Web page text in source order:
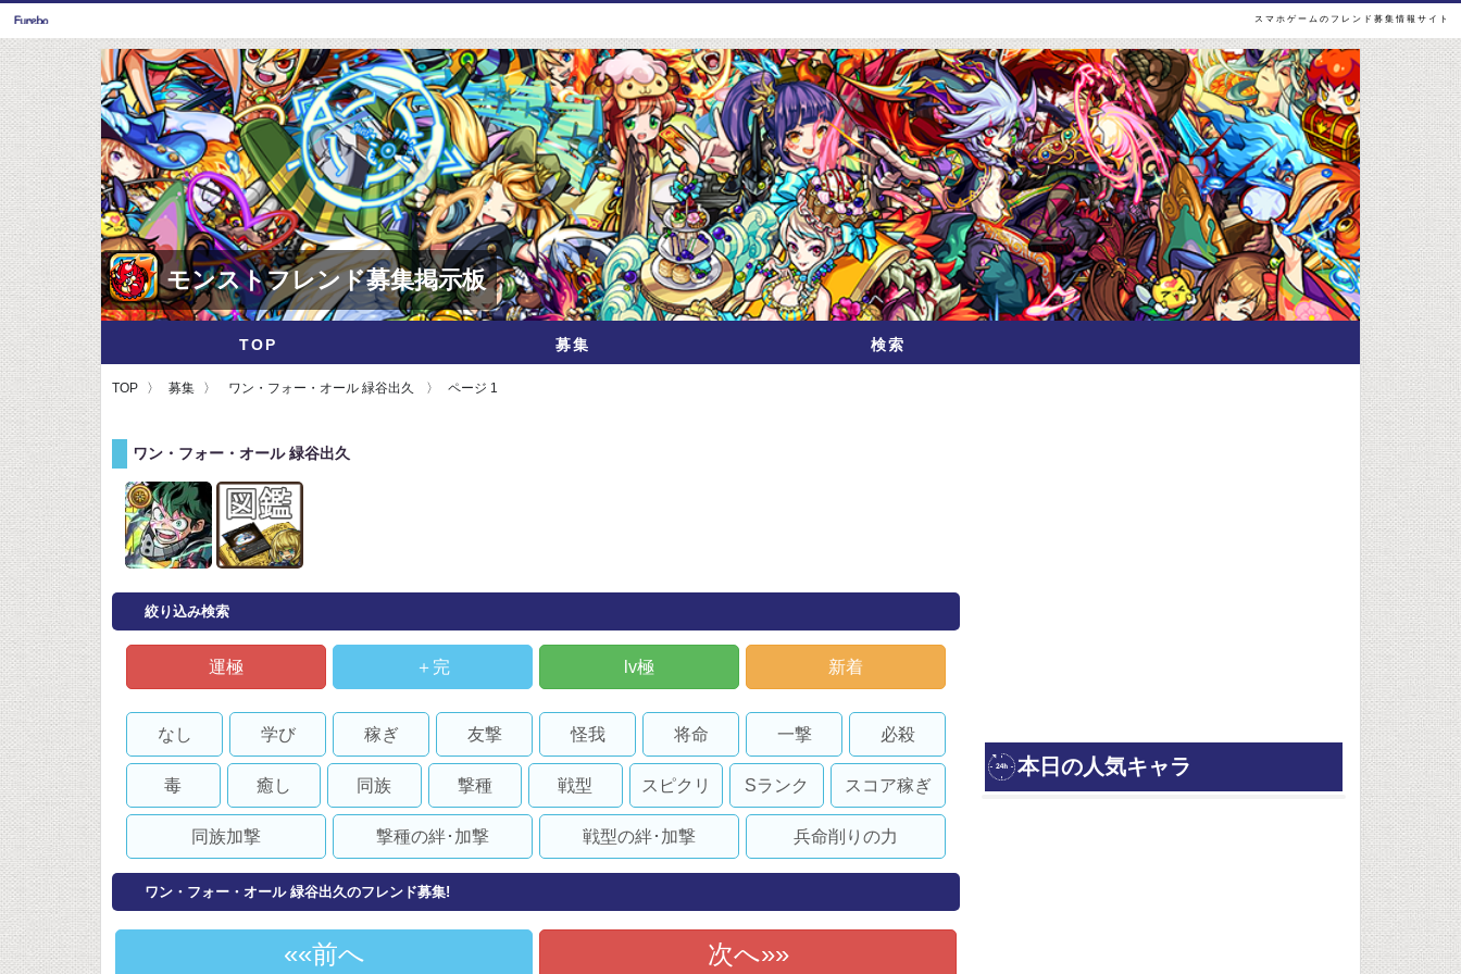
スマホゲームのフレンド募集情報サイト
モンストフレンド募集掲示板
TOP 募集 検索
TOP 募集 ワン・フォー・オール 緑谷出久 ページ 1
ワン・フォー・オール 緑谷出久
絞り込み検索
運極 ＋完 lv極 新着
なし 学び 稼ぎ 友撃 怪我 将命 一撃 必殺
毒 癒し 同族 撃種 戦型 スピクリ Sランク スコア稼ぎ
同族加撃 撃種の絆･加撃 戦型の絆･加撃 兵命削りの力
ワン・フォー・オール 緑谷出久のフレンド募集!
«前へ 次へ»